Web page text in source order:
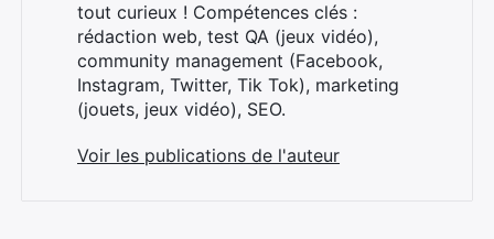
tout curieux ! Compétences clés :
rédaction web, test QA (jeux vidéo),
community management (Facebook,
Instagram, Twitter, Tik Tok), marketing
(jouets, jeux vidéo), SEO.
Voir les publications de l'auteur
Rechercher